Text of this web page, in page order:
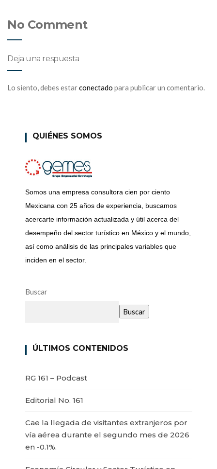
No Comment
Deja una respuesta
Lo siento, debes estarconectado para publicar un comentario.
QUIÉNES SOMOS
Somos una empresa consultora cien por ciento
Mexicana con 25 años de experiencia, buscamos
acercarte información actualizada y útil acerca del
desempeño del sector turístico en México y el mundo,
así como análisis de las principales variables que
inciden en el sector.
Buscar
Buscar
ÚLTIMOS CONTENIDOS
RG 161 – Podcast
Editorial No. 161
Cae la llegada de visitantes extranjeros por
vía aérea durante el segundo mes de 2026
en -0.1%.